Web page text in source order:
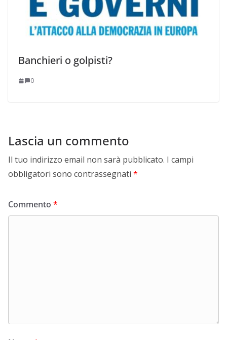
Banchieri o golpisti?
0
Lascia un commento
Il tuo indirizzo email non sarà pubblicato. I campi
obbligatori sono contrassegnati *
Commento *